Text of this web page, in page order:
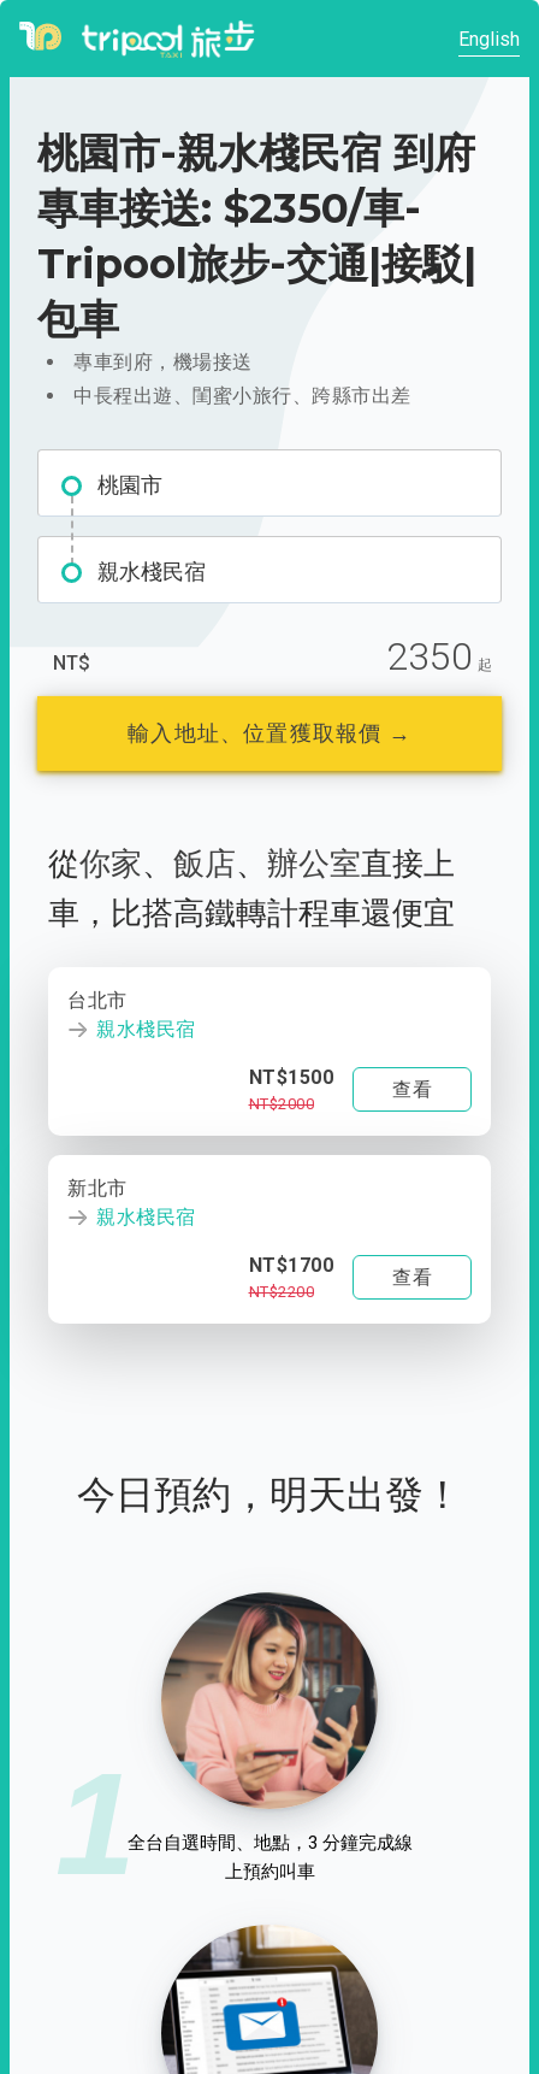
English
桃園市-親水棧民宿 到府
專車接送: $2350/車-
Tripool旅步-交通|接駁|
包車
專車到府，機場接送
中長程出遊、閨蜜小旅行、跨縣市出差
桃園市
親水棧民宿
NT$ 2350 起
輸入地址、位置獲取報價 →
從你家、 飯店、 辦公室直接上
車， 比搭高鐵轉計程車還便宜
台北市
親水棧民宿
NT$1500
NT$2000
查看
新北市
親水棧民宿
NT$1700
NT$2200
查看
今日預約，明天出發！
1全台自選時間、地點，3 分鐘完成線
上預約叫車